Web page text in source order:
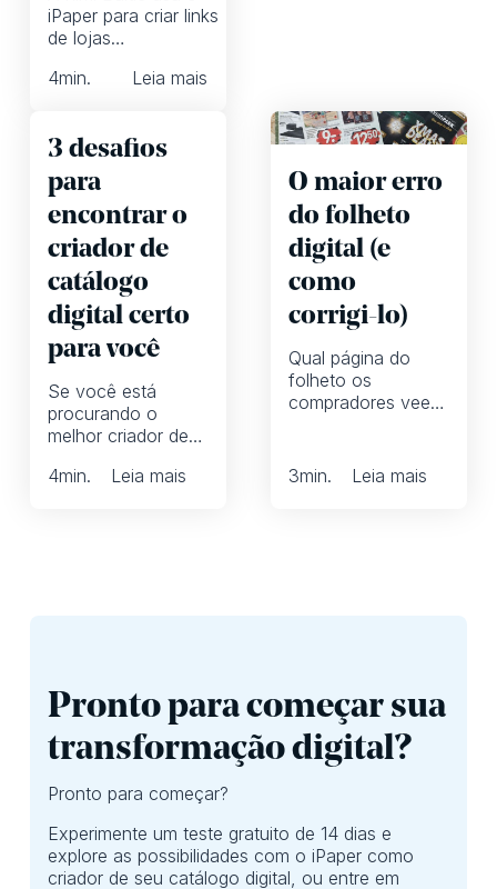
iPaper para criar links
de lojas
permitindo que eles se
marketing de alta
qualidade
4min. Leia mais
3 desafios
para
encontrar o
criador de
catálogo
digital certo
para você
Se você está
procurando o
melhor criador de
para sua empresa,
você deve se
fazer exatamente
4min. Leia mais
O maior erro
do folheto
digital (e
como
corrigi-lo)
Qual página do
folheto os
compradores veem
estamos falando de
provavelmente está
deixando dinheiro
na mesa.
3min. Leia mais
Pronto para começar sua
transformação digital?
Pronto para começar?
Experimente um teste gratuito de 14 dias e
explore as possibilidades com o iPaper como
criador de seu catálogo digital, ou entre em